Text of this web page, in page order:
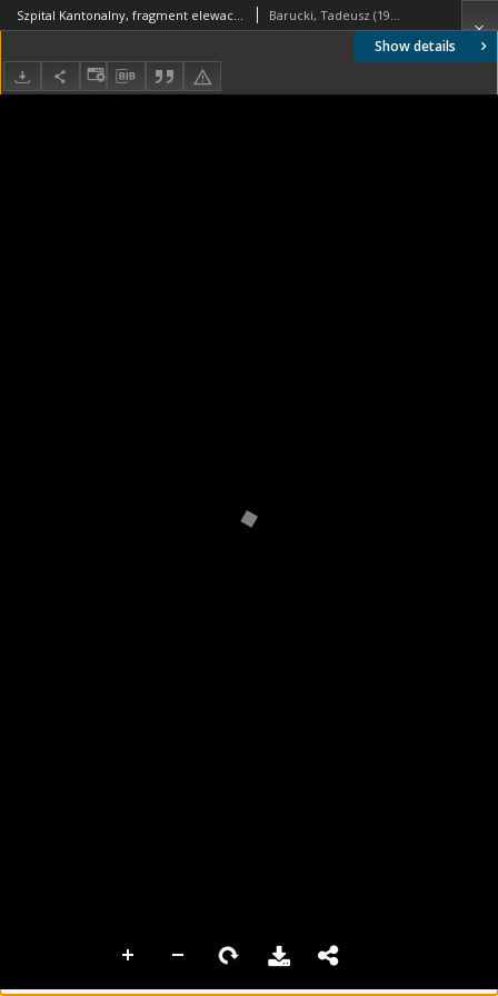
Show details
Szpital Kantonalny, fragment elewacji budynku, widok z podcienia, Genewa, Szwajcaria Barucki, Tadeusz (1922- ). Fotograf